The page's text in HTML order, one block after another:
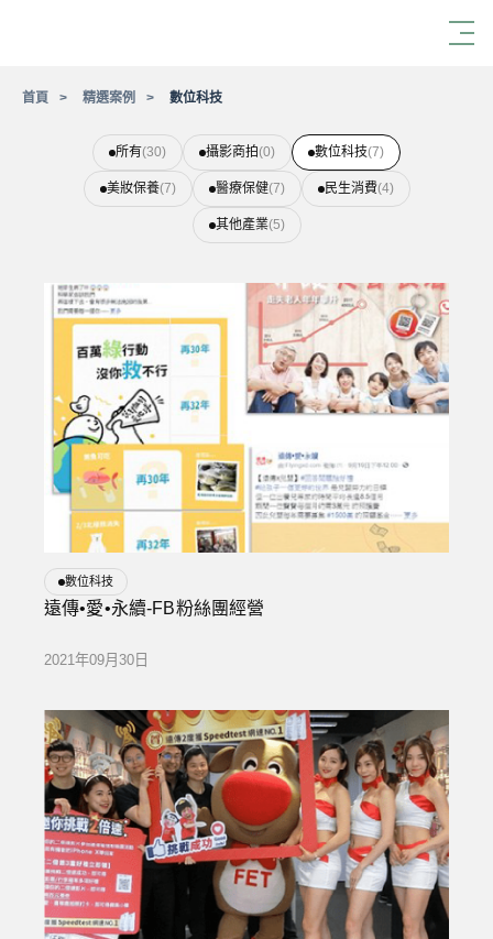
首頁 精選案例 數位科技
所有(30) 攝影商拍(0) 數位科技(7)
美妝保養(7) 醫療保健(7) 民生消費(4)
其他產業(5)
數位科技
遠傳•愛•永續-FB粉絲團經營
2021年09月30日